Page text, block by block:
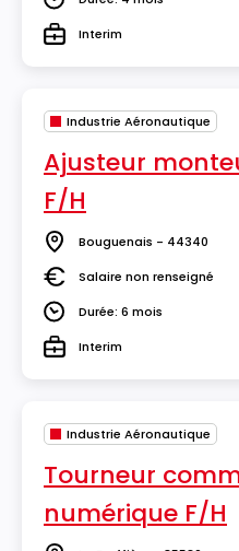
Durée
TypeInterim
Industrie Aéronautique
Ajusteur
F/H
Lieu Bouguenais - 44340
SalaireSalaire non renseigné
DuréeDurée: 6 mois
TypeInterim
Industrie Aéronautique
Tourneur
numérique F/H